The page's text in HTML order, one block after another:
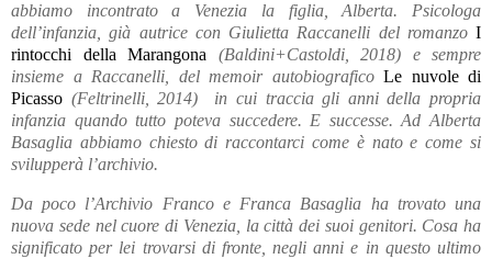
abbiamo incontrato a Venezia la figlia, Alberta. Psicologa
dell’infanzia, già autrice con Giulietta Raccanelli del romanzo I
rintocchi della Marangona (Baldini+Castoldi, 2018) e sempre
insieme a Raccanelli, del memoir autobiografico Le nuvole di
Picasso (Feltrinelli, 2014) in cui traccia gli anni della propria
infanzia quando tutto poteva succedere. E successe. Ad Alberta
Basaglia abbiamo chiesto di raccontarci come è nato e come si
svilupperà l’archivio.
Da poco l’Archivio Franco e Franca Basaglia ha trovato una
nuova sede nel cuore di Venezia, la città dei suoi genitori. Cosa ha
significato per lei trovarsi di fronte, negli anni e in questo ultimo